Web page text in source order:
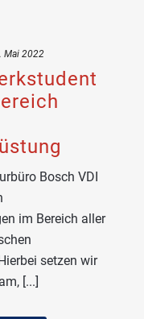
Mai 2022
Bosch VDI
im Bereich aller
setzen wir
[...]